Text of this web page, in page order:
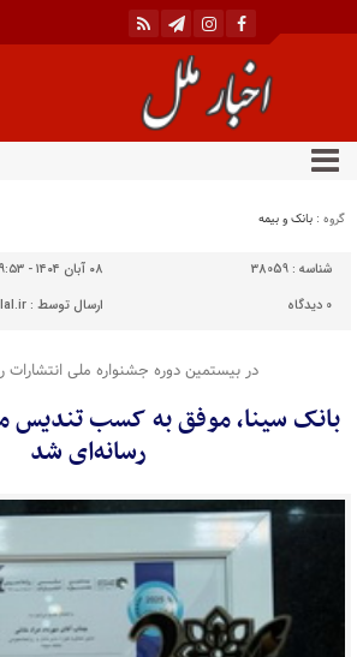
گروه : بانک و بیمه
شناسه : 38059
۰۸ آبان ۱۴۰۴ - ۹:۵۳
0 دیدگاه ارسال توسط :
در بیستمین دوره جشنواره ملی انتشارات
بانک سینا، موفق به کسب تندیس
رسانه‌ای شد